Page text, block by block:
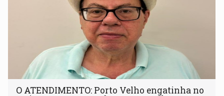
O ATENDIMENTO: Porto Velho engatinha no